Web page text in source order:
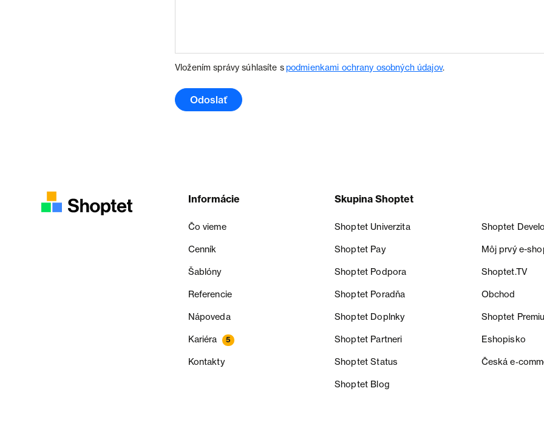
Vložením správy súhlasíte spodmienkami ochrany osobných údajov.
Odoslať
Informácie
Čo vieme
Cenník
Šablóny
Referencie
Nápoveda
Kariéra 5
Kontakty
Skupina Shoptet
Shoptet Univerzita Shoptet
Shoptet Pay Môj prvý e-
Shoptet Podpora Shoptet.TV
Shoptet Poradňa Obchod
Shoptet Doplnky Shoptet
Shoptet Partneri Eshopisko
Shoptet Status Česká
Shoptet Blog